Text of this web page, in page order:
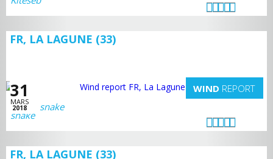
FR, LA LAGUNE (33)
31
MARS
2018
WIND REPORT
snake
FR, LA LAGUNE (33)